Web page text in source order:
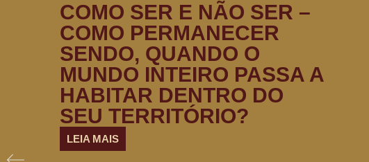
COMO SER E NÃO SER –
COMO PERMANECER
SENDO, QUANDO O
MUNDO INTEIRO PASSA A
HABITAR DENTRO DO
SEU TERRITÓRIO?
LEIA MAIS